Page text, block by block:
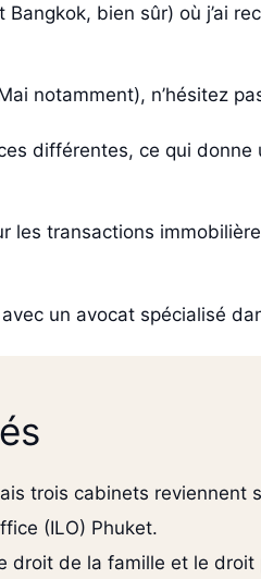
bien sûr) où j’ai
notamment), n’hésitez
différentes, ce qui
les transactions
un avocat spécialisé
trois cabinets reviennent
(ILO) Phuket.
droit de la famille et le